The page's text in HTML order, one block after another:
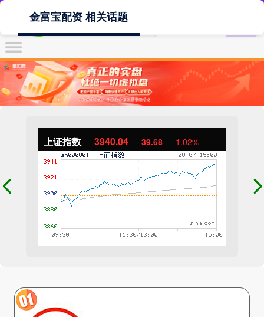
上证指数 3940.04 39.68 1.02%
金富宝配资 相关话题